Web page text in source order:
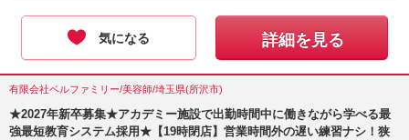
気になる 詳細を見る
有限会社ベルファミリー/美容師/埼玉県(所沢市)
★2027年新卒募集★アカデミー施設で出勤時間中に働きながら学べる最
強最短教育システム採用★【19時閉店】営業時間外の遅い練習ナシ！狭